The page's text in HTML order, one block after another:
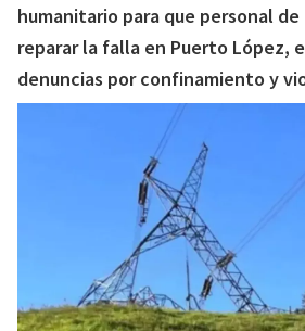
humanitario para que personal de
reparar la falla en Puerto López,
denuncias por confinamiento y